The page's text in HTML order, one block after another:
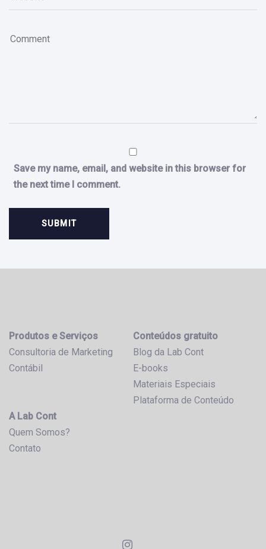
Save my name, email, and website in this browser for
the next time I comment.
Produtos e Serviços
Consultoria de Marketing
Contábil
Conteúdos gratuito
Blog da Lab Cont
E-books
Materiais Especiais
Plataforma de Conteúdo
A Lab Cont
Quem Somos?
Contato